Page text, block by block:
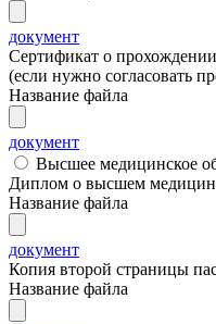
документ
Сертификат о
(если нужно согласовать
Название файла
документ
Высшее медицинское
Диплом о высшем
Название файла
документ
Копия второй страницы
Название файла